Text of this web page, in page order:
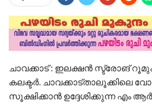
ചാവക്കാട് : ഇലക്ഷൻ സ്ട്രോങ്
കലക്ടർ. ചാവക്കാട്താലൂക്കിലെ
സൂക്ഷിക്കാൻ ഉദ്ദേശിക്കുന്ന എം